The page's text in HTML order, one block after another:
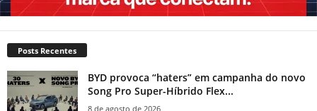
Posts Recentes
BYD provoca “haters” em campanha do novo
Song Pro Super-Híbrido Flex...
8 de agosto de 2026